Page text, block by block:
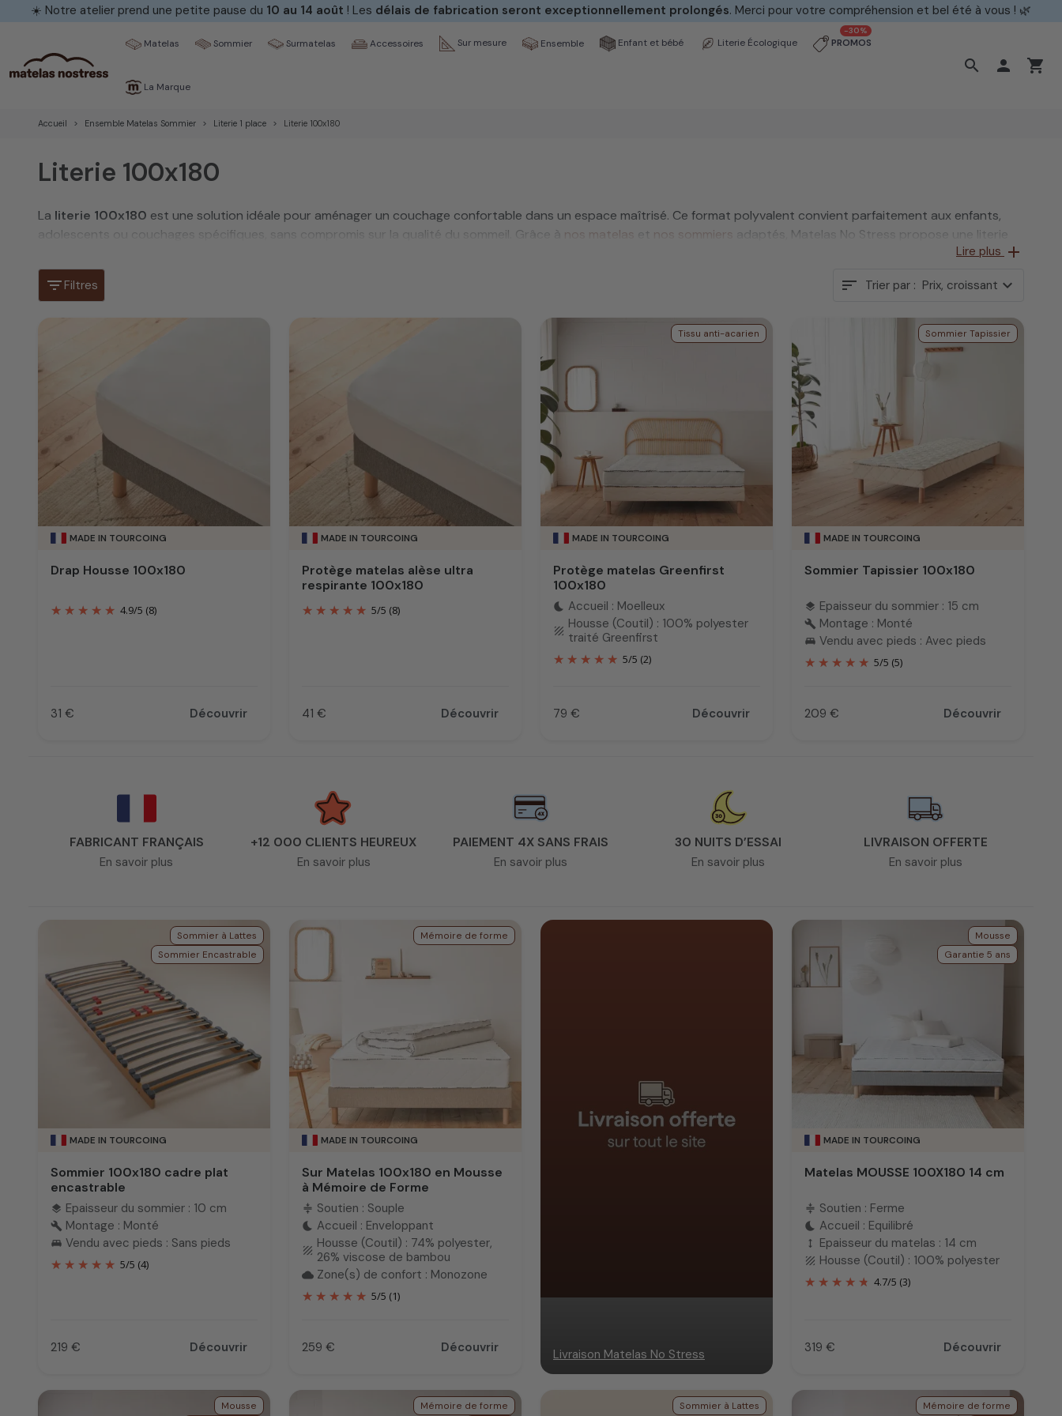
☀️ Notre atelier prend une petite pause du 10 au 14 août ! Les délais de fabrication seront exceptionnellement prolongés. Merci pour votre compréhension et bel été à vous ! 🌿
Matelas Sommier Surmatelas Accessoires Sur mesure Ensemble Enfant et bébé Literie Écologique PROMOS
-30%
La Marque
search  shopping_cart
Accueil Ensemble Matelas Sommier Literie 1 place Literie 100x180
Literie 100x180
La literie 100x180 est une solution idéale pour aménager un couchage confortable dans un espace maîtrisé. Ce format polyvalent convient parfaitement aux enfants,
adolescents ou couchages spécifiques, sans compromis sur la qualité du sommeil. Grâce à nos matelas et nos sommiers adaptés, Matelas No Stress propose une literie
Lire plus add
filter_list Filtres sort Trier par : Prix, croissant expand_more
MADE IN TOURCOING
Drap Housse 100x180
4.9/5 (8)
Prix
31 € Découvrir
MADE IN TOURCOING
Protège matelas alèse ultra
respirante 100x180
5/5 (8)
Prix
41 € Découvrir
MADE IN TOURCOING
Tissu anti-acarien
Protège matelas Greenfirst
100x180
bedtime Accueil : Moelleux
texture Housse (Coutil) : 100% polyester
traité Greenfirst
5/5 (2)
Prix
79 € Découvrir
MADE IN TOURCOING
Sommier Tapissier
Sommier Tapissier 100x180
layers Epaisseur du sommier : 15 cm
build Montage : Monté
king_bed Vendu avec pieds : Avec pieds
5/5 (5)
Prix
209 € Découvrir
FABRICANT FRANÇAIS
En savoir plus
+12 000 CLIENTS HEUREUX
En savoir plus
PAIEMENT 4X SANS FRAIS
En savoir plus
30 NUITS D’ESSAI
En savoir plus
LIVRAISON OFFERTE
En savoir plus
MADE IN TOURCOING
Sommier à Lattes
Sommier Encastrable
Sommier 100x180 cadre plat
encastrable
layers Epaisseur du sommier : 10 cm
build Montage : Monté
king_bed Vendu avec pieds : Sans pieds
5/5 (4)
Prix
219 € Découvrir
MADE IN TOURCOING
Mémoire de forme
Sur Matelas 100x180 en Mousse
à Mémoire de Forme
compress Soutien : Souple
bedtime Accueil : Enveloppant
texture Housse (Coutil) : 74% polyester,
26% viscose de bambou
cloud Zone(s) de confort : Monozone
5/5 (1)
Prix
259 € Découvrir Livraison Matelas No Stress
MADE IN TOURCOING
Mousse
Garantie 5 ans
Matelas MOUSSE 100X180 14 cm
compress Soutien : Ferme
bedtime Accueil : Equilibré
height Epaisseur du matelas : 14 cm
texture Housse (Coutil) : 100% polyester
4.7/5 (3)
Prix
319 € Découvrir
Mousse
Mémoire de forme
Sommier à Lattes
Mémoire de forme